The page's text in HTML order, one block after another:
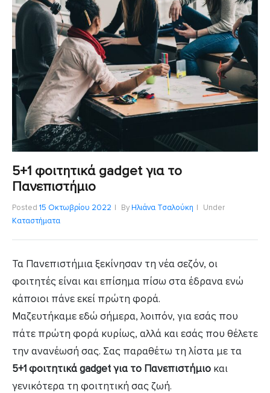
5+1 φοιτητικά gadget για το
Πανεπιστήμιο
Posted 15 Οκτωβρίου 2022 ByΗλιάνα Τσαλούκη
Under
Καταστήματα
Τα Πανεπιστήμια ξεκίνησαν τη νέα σεζόν, οι
φοιτητές είναι και επίσημα πίσω στα έδρανα ενώ
κάποιοι πάνε εκεί πρώτη φορά.
Μαζευτήκαμε εδώ σήμερα, λοιπόν, για εσάς που
πάτε πρώτη φορά κυρίως, αλλά και εσάς που θέλετε
την ανανέωσή σας. Σας παραθέτω τη λίστα με τα
5+1 φοιτητικά gadget για το Πανεπιστήμιο και
γενικότερα τη φοιτητική σας ζωή.